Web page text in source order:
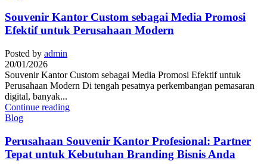
Souvenir Kantor Custom sebagai Media Promosi
Efektif untuk Perusahaan Modern
Posted by admin
20/01/2026
Souvenir Kantor Custom sebagai Media Promosi Efektif untuk
Perusahaan Modern Di tengah pesatnya perkembangan pemasaran
digital, banyak...
Continue reading
Blog
Perusahaan Souvenir Kantor Profesional: Partner
Tepat untuk Kebutuhan Branding Bisnis Anda